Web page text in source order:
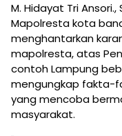
M. Hidayat Tri Ansori.,
Mapolresta kota
menghantarkan
mapolresta, atas
contoh Lampung
mengungkap fakta-
yang mencoba
masyarakat.